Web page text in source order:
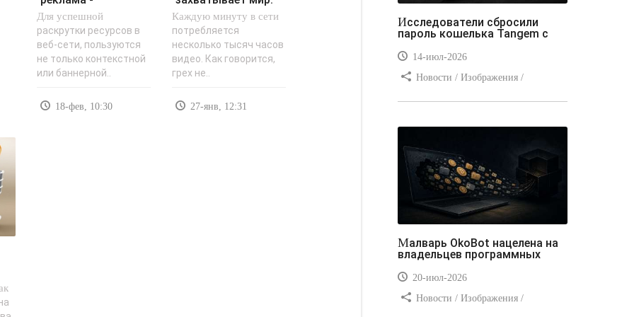
«Заработок в
интернете»..
Для успешной
раскрутки ресурсов в
веб-сети, пользуются
не только контекстной
или баннерной..
18-фев, 10:30
как недорого
собрать трафик в
8 раз..
Каждую минуту в сети
потребляется
несколько тысяч часов
видео. Как говорится,
грех не..
27-янв, 12:31
Исследователи сбросили
пароль кошелька Tangem с
14-июл-2026
Новости / Изображения /
/ Вёрстка / Видео уроки
Малварь OkoBot нацелена на
владельцев программных
20-июл-2026
Новости / Изображения /